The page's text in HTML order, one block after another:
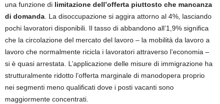
una funzione di limitazione dell’offerta piuttosto che mancanza
di domanda . La disoccupazione si aggira attorno al 4%, lasciando
pochi lavoratori disponibili. Il tasso di abbandono all’1,9% significa
che la circolazione del mercato del lavoro – la mobilità da lavoro a
lavoro che normalmente ricicla i lavoratori attraverso l’economia –
si è quasi arrestata. L’applicazione delle misure di immigrazione ha
strutturalmente ridotto l’offerta marginale di manodopera proprio
nei segmenti meno qualificati dove i posti vacanti sono
maggiormente concentrati.